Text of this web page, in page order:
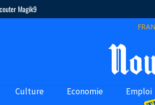
Magik9
Culture Economie Emploi